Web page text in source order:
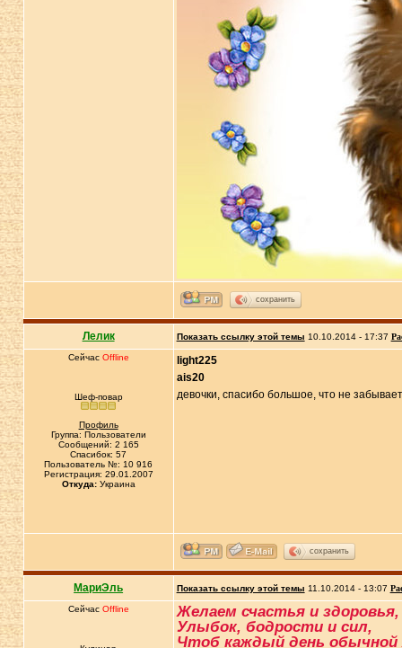
сохранить
Лелик Показать ссылку этой темы 10.10.2014 - 17:37
Сейчас Offline
Шеф-повар
Профиль
Группа: Пользователи
Сообщений: 2 165
Спасибок: 57
Пользователь №: 10 916
Регистрация: 29.01.2007
Откуда:Украина
light225
ais20
девочки, спасибо большое, что не
сохранить
МариЭль Показать ссылку этой темы 11.10.2014 - 13:07
Сейчас Offline
Желаем счастья и здоровья,
Улыбок, бодрости и сил,
Чтоб каждый день обычной